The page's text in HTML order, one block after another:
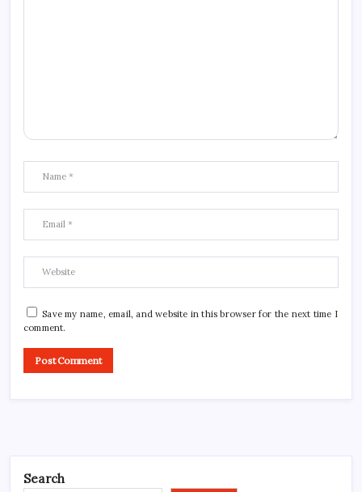
Save my name, email, and website in this browser for the next time I
comment.
Search